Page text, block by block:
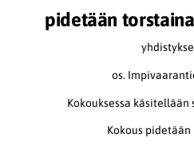
pidetään
os.
Kokouksessa käsitellään
Kokous